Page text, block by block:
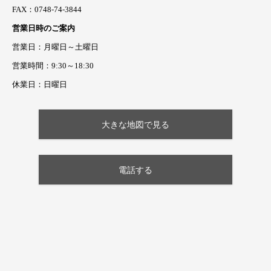
FAX：0748-74-3844
営業日時のご案内
営業日：月曜日～土曜日
営業時間：9:30～18:30
休業日：日曜日
大きな地図で見る
電話する